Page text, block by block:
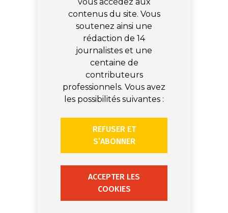
vous accédez aux
contenus du site. Vous
soutenez ainsi une
rédaction de 14
journalistes et une
centaine de
contributeurs
professionnels. Vous avez
les possibilités suivantes :
REFUSER ET
S’ABONNER
ACCEPTER LES
COOKIES